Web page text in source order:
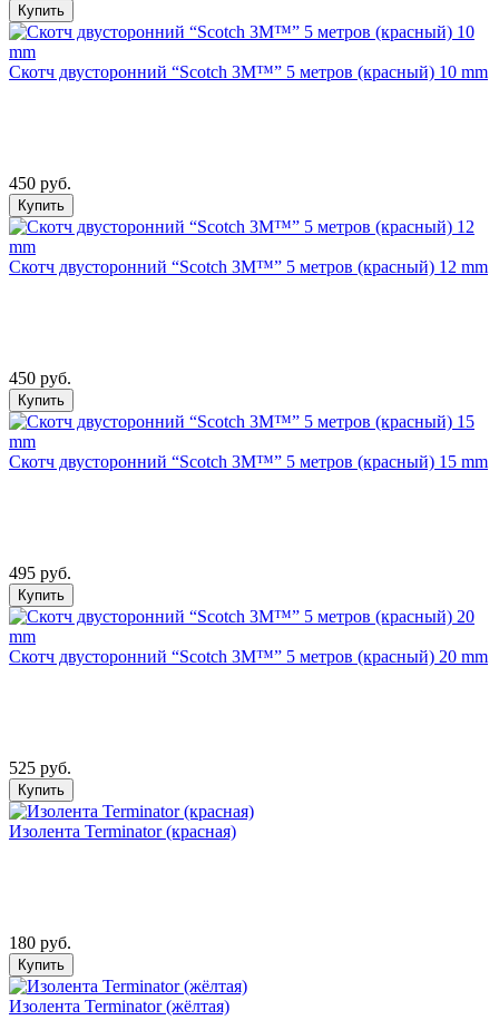
Купить
Скотч двусторонний “Scotch 3М™” 5 метров (красный) 10 mm
450 руб.
Купить
Скотч двусторонний “Scotch 3М™” 5 метров (красный) 12 mm
450 руб.
Купить
Скотч двусторонний “Scotch 3М™” 5 метров (красный) 15 mm
495 руб.
Купить
Скотч двусторонний “Scotch 3М™” 5 метров (красный) 20 mm
525 руб.
Купить
Изолента Terminator (красная)
180 руб.
Купить
Изолента Terminator (жёлтая)